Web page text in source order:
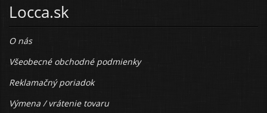
Locca.sk
O nás
Všeobecné obchodné podmienky
Reklamačný poriadok
Výmena / vrátenie tovaru